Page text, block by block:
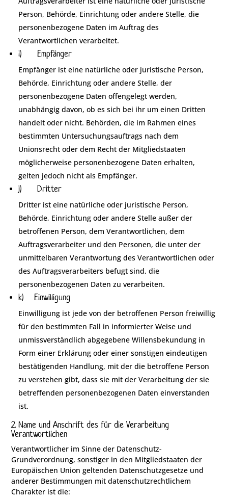
Person, Behörde, Einrichtung oder andere Stelle, die
personenbezogene Daten im Auftrag des
Verantwortlichen verarbeitet.
i) Empfänger
Empfänger ist eine natürliche oder juristische Person,
Behörde, Einrichtung oder andere Stelle, der
personenbezogene Daten offengelegt werden,
unabhängig davon, ob es sich bei ihr um einen Dritten
handelt oder nicht. Behörden, die im Rahmen eines
bestimmten Untersuchungsauftrags nach dem
Unionsrecht oder dem Recht der Mitgliedstaaten
möglicherweise personenbezogene Daten erhalten,
gelten jedoch nicht als Empfänger.
j) Dritter
Dritter ist eine natürliche oder juristische Person,
Behörde, Einrichtung oder andere Stelle außer der
betroffenen Person, dem Verantwortlichen, dem
Auftragsverarbeiter und den Personen, die unter der
unmittelbaren Verantwortung des Verantwortlichen oder
des Auftragsverarbeiters befugt sind, die
personenbezogenen Daten zu verarbeiten.
k) Einwilligung
Einwilligung ist jede von der betroffenen Person freiwillig
für den bestimmten Fall in informierter Weise und
unmissverständlich abgegebene Willensbekundung in
Form einer Erklärung oder einer sonstigen eindeutigen
bestätigenden Handlung, mit der die betroffene Person
zu verstehen gibt, dass sie mit der Verarbeitung der sie
betreffenden personenbezogenen Daten einverstanden
ist.
2. Name und Anschrift des für die Verarbeitung
Verantwortlichen
Verantwortlicher im Sinne der Datenschutz-
Grundverordnung, sonstiger in den Mitgliedstaaten der
Europäischen Union geltenden Datenschutzgesetze und
anderer Bestimmungen mit datenschutzrechtlichem
Charakter ist die: